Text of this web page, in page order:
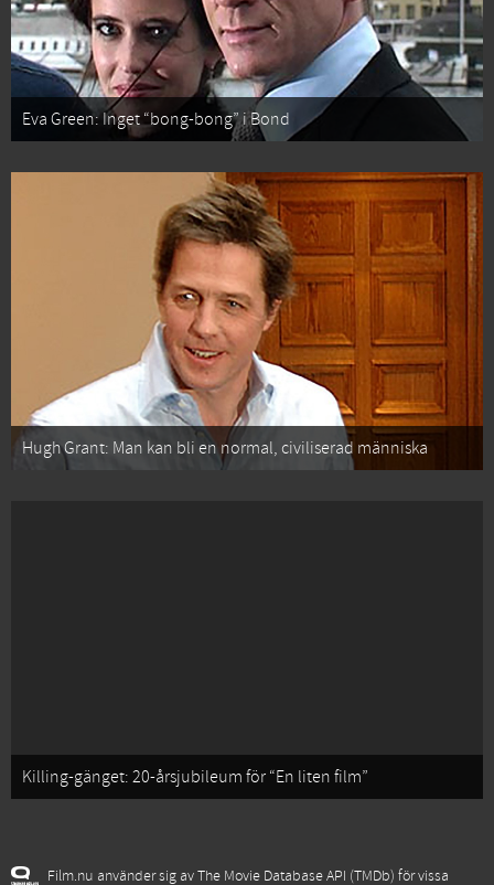
Eva Green: Inget “bong-bong” i Bond
Hugh Grant: Man kan bli en normal, civiliserad människa
Killing-gänget: 20-årsjubileum för “En liten film”
Film.nu använder sig av The Movie Database API (TMDb) för vissa